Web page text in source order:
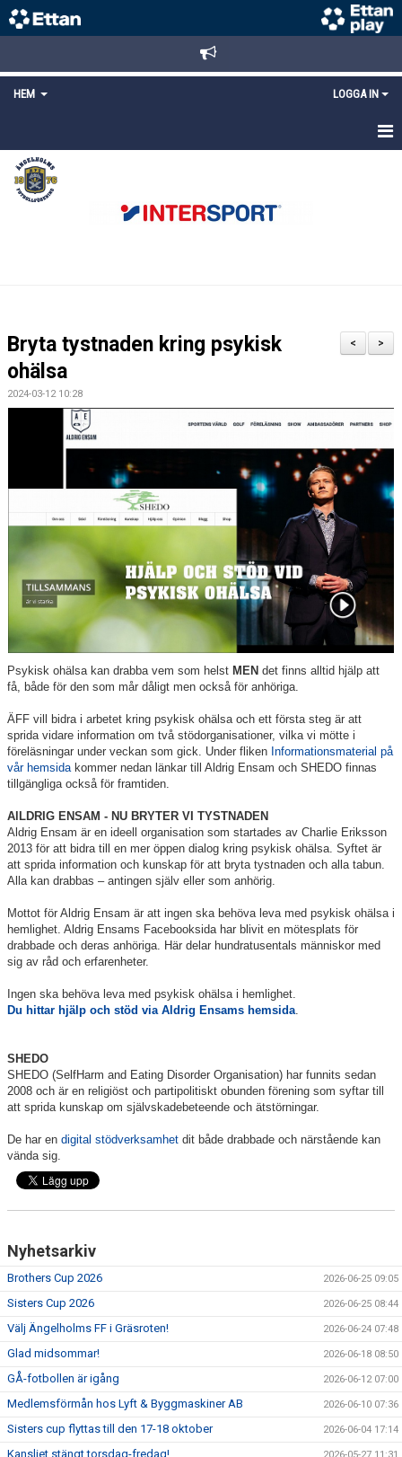
HEM LOGGA IN
STARTSIDA
NYHETER
LÄNKAR
MEDLEMS OCH TRÄNINGSAVGIFTER
>
<
Bryta tystnaden kring psykisk
ohälsa
2024-03-12 10:28
Psykisk ohälsa kan drabba vem som helst MEN det finns alltid hjälp att
få, både för den som mår dåligt men också för anhöriga.
ÄFF vill bidra i arbetet kring psykisk ohälsa och ett första steg är att
sprida vidare information om två stödorganisationer, vilka vi mötte i
föreläsningar under veckan som gick. Under fliken Informationsmaterial på
vår hemsida kommer nedan länkar till Aldrig Ensam och SHEDO finnas
tillgängliga också för framtiden.
AlLDRIG ENSAM - NU BRYTER VI TYSTNADEN
Aldrig Ensam är en ideell organisation som startades av Charlie Eriksson
2013 för att bidra till en mer öppen dialog kring psykisk ohälsa. Syftet är
att sprida information och kunskap för att bryta tystnaden och alla tabun.
Alla kan drabbas – antingen själv eller som anhörig.
Mottot för Aldrig Ensam är att ingen ska behöva leva med psykisk ohälsa i
hemlighet. Aldrig Ensams Facebooksida har blivit en mötesplats för
drabbade och deras anhöriga.
Här delar hundratusentals människor med
sig av råd och erfarenheter.
Ingen ska behöva leva med psykisk ohälsa i hemlighet.
Du hittar hjälp och stöd via Aldrig Ensams hemsida
SHEDO
SHEDO (SelfHarm and Eating Disorder Organisation) har funnits sedan
2008 och är en religiöst och partipolitiskt obunden förening som syftar till
att sprida kunskap om självskadebeteende och ätstörningar.
De har en digital stödverksamhet dit både drabbade och närstående kan
vända sig.
Nyhetsarkiv
Brothers Cup 2026 2026-06-25 09:05
Sisters Cup 2026 2026-06-25 08:44
Välj Ängelholms FF i Gräsroten! 2026-06-24 07:48
Glad midsommar! 2026-06-18 08:50
GÅ-fotbollen är igång 2026-06-12 07:00
Medlemsförmån hos Lyft & Byggmaskiner AB 2026-06-10 07:36
Sisters cup flyttas till den 17-18 oktober 2026-06-04 17:14
Kansliet stängt torsdag-fredag!